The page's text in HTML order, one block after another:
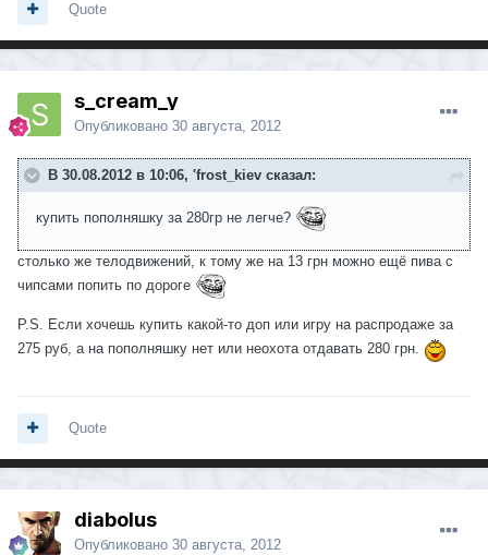
Quote
s_cream_y
Опубликовано 30 августа, 2012
В 30.08.2012 в 10:06, 'frost_kiev сказал:
купить пополняшку за 280гр не легче?
столько же телодвижений, к тому же на 13 грн можно ещё пива с
чипсами попить по дороге
P.S. Если хочешь купить какой-то доп или игру на распродаже за
275 руб, а на пополняшку нет или неохота отдавать 280 грн.
Quote
diabolus
Опубликовано 30 августа, 2012